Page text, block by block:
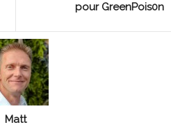
pour GreenPois0n
Matt